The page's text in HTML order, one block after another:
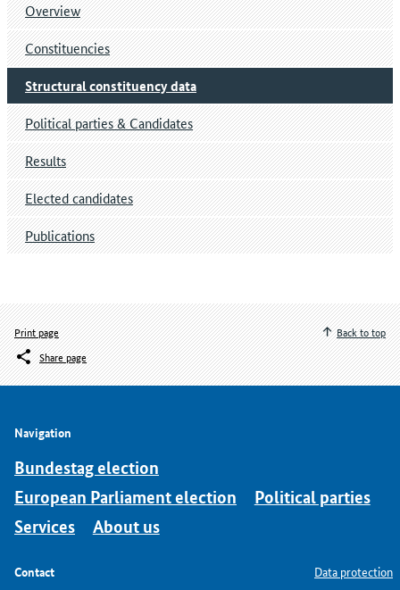
Overview
Constituencies
Structural constituency data
Political parties & Candidates
Results
Elected candidates
Publications
Print page
Share page
Back to top
Navigation
Bundestag election
European Parliament election
Political parties
Services
About us
Contact
Data protection